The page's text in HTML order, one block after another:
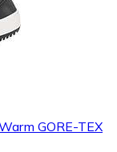
GORE-TEX